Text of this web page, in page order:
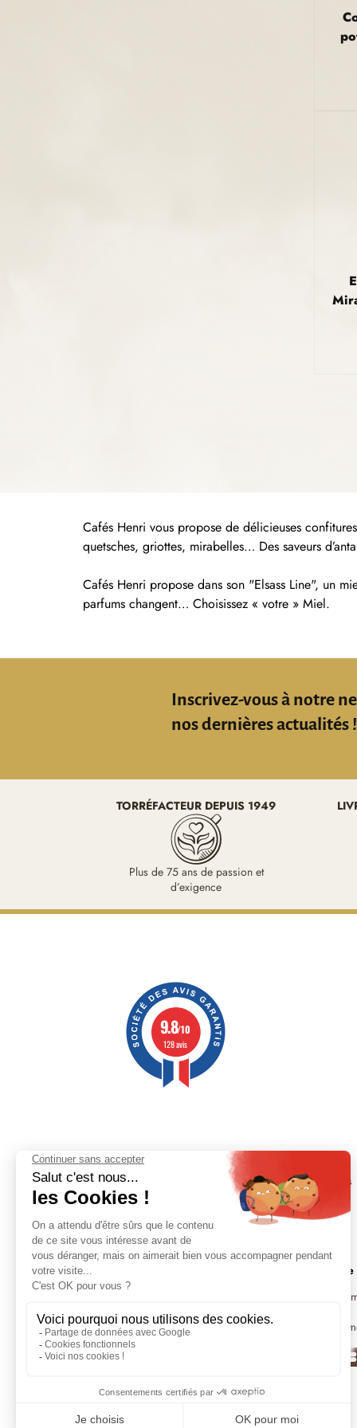
Cafés Henri vous propose de délicieuses
quetsches, griottes, mirabelles… Des saveurs
Cafés Henri propose dans son "Elsass Line", un
parfums changent… Choisissez « votre » Miel.
Inscrivez-vous à notre
nos dernières actualités !
TORRÉFACTEUR DEPUIS 1949
Plus de 75 ans de passion et
d’exigence
9.8/10
128 avis
Cafés
Thés
Infusions
Machines & accessoires
Boutiques
Assistance
Suivi de
Changer de